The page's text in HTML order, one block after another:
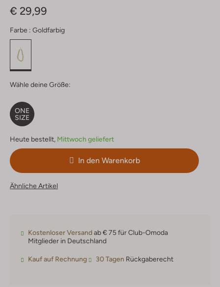
€ 29,99
Farbe : Goldfarbig
Wähle deine Größe:
ONE
SIZE
Heute bestellt, Mittwoch geliefert
In den Warenkorb
Ähnliche Artikel
Kostenloser Versandab € 75 für Club-Omoda
Mitglieder in Deutschland
Kauf auf Rechnung 30 Tagen Rückgaberecht